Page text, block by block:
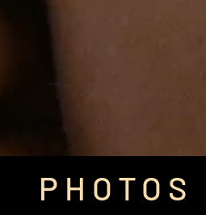
PHOTOS